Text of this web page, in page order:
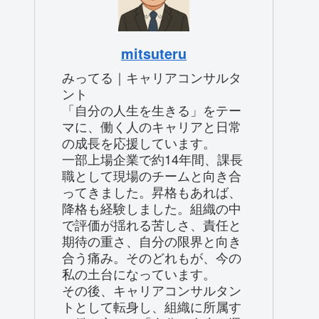
mitsuteru
みってる｜キャリアコンサルタ
ント
「自分の人生を生きる」をテー
マに、働く人のキャリアと日常
の成長を応援しています。
一部上場企業で約14年間、課長
職として現場のチームと向き合
ってきました。昇格もあれば、
降格も経験しました。組織の中
で評価が揺れる苦しさ、責任と
期待の重さ、自分の限界と向き
合う痛み。そのどれもが、今の
私の土台になっています。
その後、キャリアコンサルタン
トとして転身し、組織に所属す